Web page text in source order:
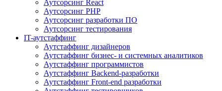
Аутсорсинг React
Аутсорсинг PHP
Аутсорсинг разработки ПО
Аутсорсинг тестирования
IT-аутстаффинг
Аутстаффинг дизайнеров
Аутстаффинг бизнес- и системных аналитиков
Аутстаффинг программистов
Аутстаффинг Backend-разработки
Аутстаффинг Front-end разработки